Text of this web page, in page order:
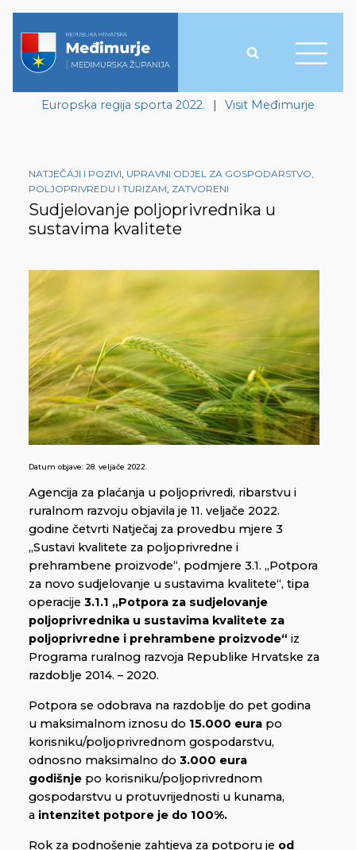
Europska regija sporta 2022. | Visit Međimurje
NATJEČAJI I POZIVI, UPRAVNI ODJEL ZA GOSPODARSTVO,
POLJOPRIVREDU I TURIZAM, ZATVORENI
Sudjelovanje poljoprivrednika u
sustavima kvalitete
Datum objave: 28. veljače 2022.
Agencija za plaćanja u poljoprivredi, ribarstvu i
ruralnom razvoju objavila je 11. veljače 2022.
godine četvrti Natječaj za provedbu mjere 3
„Sustavi kvalitete za poljoprivredne i
prehrambene proizvode“, podmjere 3.1. „Potpora
za novo sudjelovanje u sustavima kvalitete“, tipa
operacije 3.1.1 „Potpora za sudjelovanje
poljoprivrednika u sustavima kvalitete za
poljoprivredne i prehrambene proizvode“ iz
Programa ruralnog razvoja Republike Hrvatske za
razdoblje 2014. – 2020.
Potpora se odobrava na razdoblje do pet godina
u maksimalnom iznosu do 15.000 eura po
korisniku/poljoprivrednom gospodarstvu,
odnosno maksimalno do 3.000 eura
godišnje po korisniku/poljoprivrednom
gospodarstvu u protuvrijednosti u kunama,
a intenzitet potpore je do 100%.
Rok za podnošenje zahtjeva za potporu je od